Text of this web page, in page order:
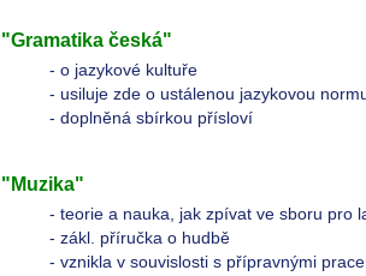
"Gramatika česká"
- o jazykové kultuře
- usiluje zde o ustálenou jazykovou
- doplněná sbírkou přísloví
"Muzika"
- teorie a nauka, jak zpívat ve sboru pro
- zákl. příručka o hudbě
- vznikla v souvislosti s přípravnými